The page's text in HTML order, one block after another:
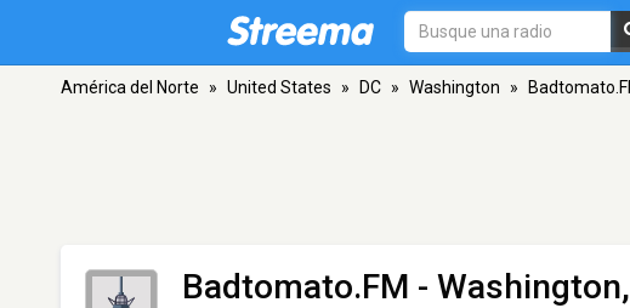
América del Norte » United States » DC » Washington »
Badtomato.FM -